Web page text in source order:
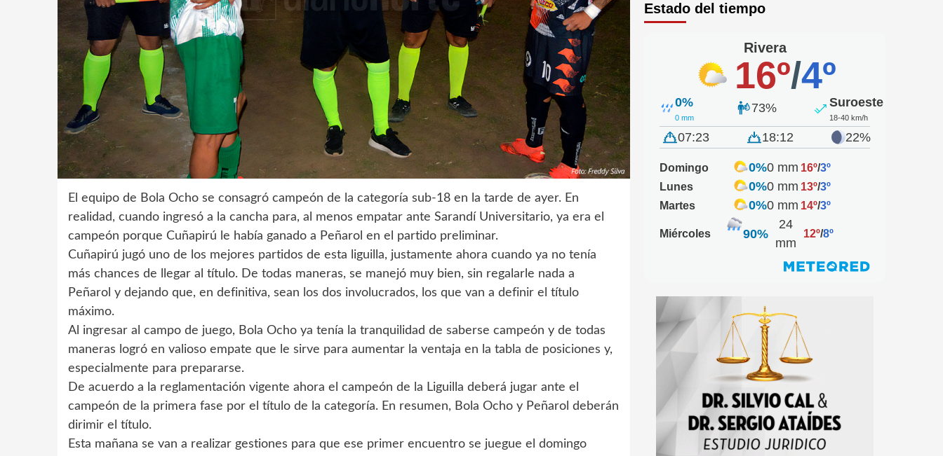
El equipo de Bola Ocho se consagró campeón de la categoría sub-18 en la tarde de ayer. En
realidad, cuando ingresó a la cancha para, al menos empatar ante Sarandí Universitario, ya era el
campeón porque Cuñapirú le había ganado a Peñarol en el partido preliminar.
Cuñapirú jugó uno de los mejores partidos de esta liguilla, justamente ahora cuando ya no tenía
más chances de llegar al título. De todas maneras, se manejó muy bien, sin regalarle nada a
Peñarol y dejando que, en definitiva, sean los dos involucrados, los que van a definir el título
máximo.
Al ingresar al campo de juego, Bola Ocho ya tenía la tranquilidad de saberse campeón y de todas
maneras logró en valioso empate que le sirve para aumentar la ventaja en la tabla de posiciones y,
especialmente para prepararse.
De acuerdo a la reglamentación vigente ahora el campeón de la Liguilla deberá jugar ante el
campeón de la primera fase por el título de la categoría. En resumen, Bola Ocho y Peñarol deberán
dirimir el título.
Esta mañana se van a realizar gestiones para que ese primer encuentro se juegue el domingo
Estado del tiempo
Rivera
16º/4º
0%
0 mm
73% Suroeste
18-40 km/h
07:23 18:12 22%
Domingo 0%0 mm 16º/3º
Lunes
0%0 mm 13º/3º
Martes
0%0 mm 14º/3º
Miércoles 90%
24
mm
12º/8º